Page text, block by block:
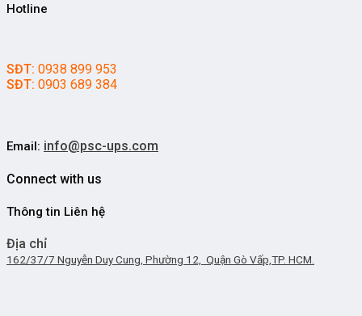
Hotline
SĐT: 0938 899 953
SĐT: 0903 689 384
Email: info@psc-ups.com
Connect with us
Thông tin Liên hệ
Địa chỉ
162/37/7 Nguyễn Duy Cung, Phường 12, Quận Gò Vấp,TP. HCM.